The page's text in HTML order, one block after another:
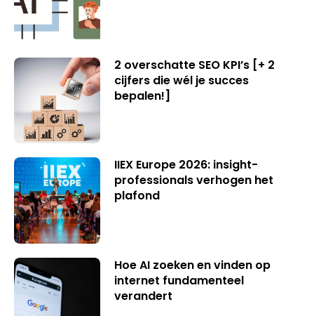
2 overschatte SEO KPI’s [+ 2
cijfers die wél je succes
bepalen!]
IIEX Europe 2026: insight-
professionals verhogen het
plafond
Hoe AI zoeken en vinden op
internet fundamenteel
verandert